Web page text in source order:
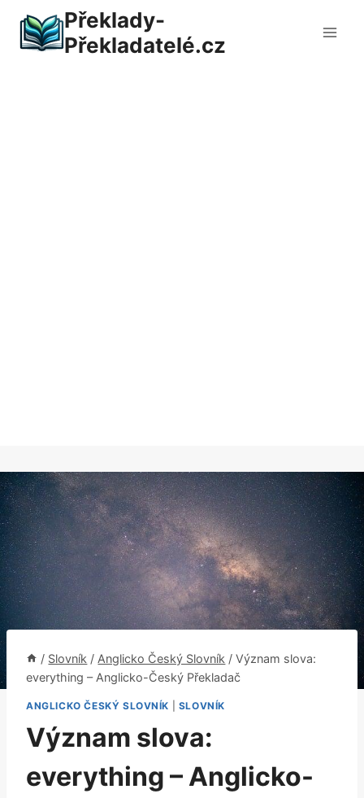
obsah
Překlady-
Překladatelé.cz
/ Slovník / Anglicko Český Slovník / Význam slova:
everything – Anglicko-Český Překladač
ANGLICKO ČESKÝ SLOVNÍK SLOVNÍK
Význam slova:
everything – Anglicko-